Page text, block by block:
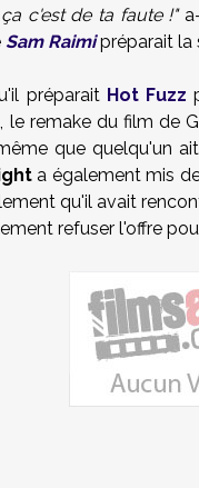
c'est de ta faute !"
Sam Raimipréparait la
préparait Hot Fuzz
, le remake du film de
que quelqu'un
a également mis
qu'il avait
refuser l'offre